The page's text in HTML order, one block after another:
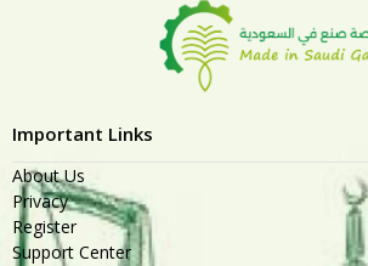
Important Links
About Us
Privacy
Register
Support Center